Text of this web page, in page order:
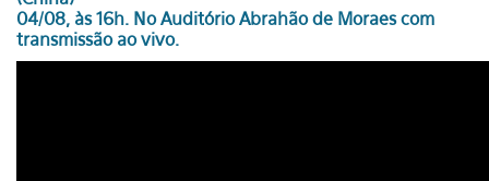
04/08, às 16h. No Auditório Abrahão de Moraes com
transmissão ao vivo.